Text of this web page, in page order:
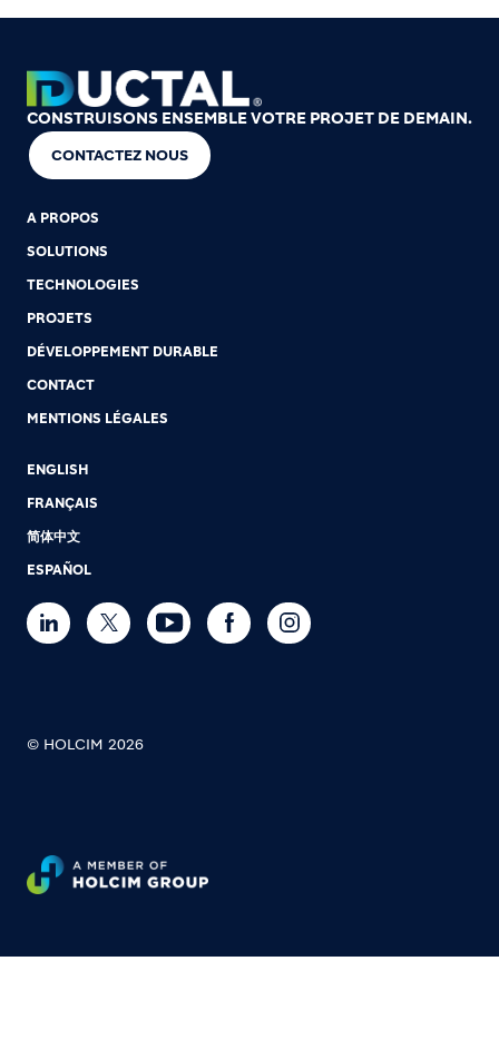
CONSTRUISONS ENSEMBLE VOTRE PROJET DE DEMAIN.
CONTACTEZ NOUS
A PROPOS
SOLUTIONS
TECHNOLOGIES
PROJETS
DÉVELOPPEMENT DURABLE
CONTACT
MENTIONS LÉGALES
ENGLISH
FRANÇAIS
简体中文
ESPAÑOL
© HOLCIM 2026